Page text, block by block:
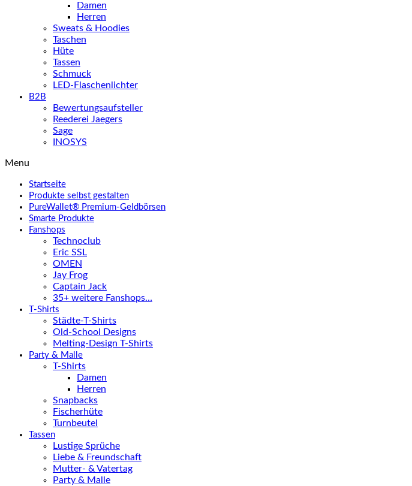
Damen
Herren
Sweats & Hoodies
Taschen
Hüte
Tassen
Schmuck
LED-Flaschenlichter
B2B
Bewertungsaufsteller
Reederei Jaegers
Sage
INOSYS
Menu
Startseite
Produkte selbst gestalten
PureWallet® Premium-Geldbörsen
Smarte Produkte
Fanshops
Technoclub
Eric SSL
OMEN
Jay Frog
Captain Jack
35+ weitere Fanshops…
T-Shirts
Städte-T-Shirts
Old-School Designs
Melting-Design T-Shirts
Party & Malle
T-Shirts
Damen
Herren
Snapbacks
Fischerhüte
Turnbeutel
Tassen
Lustige Sprüche
Liebe & Freundschaft
Mutter- & Vatertag
Party & Malle